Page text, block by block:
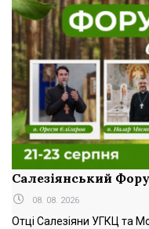
Салезіянський
08. 08. 2026
Отці Салезіяни УГКЦ та